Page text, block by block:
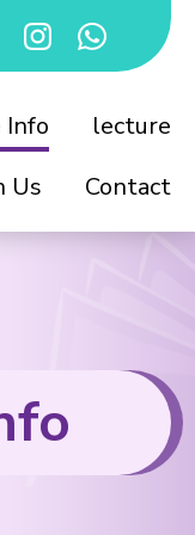
Info
lecture
Us Contact